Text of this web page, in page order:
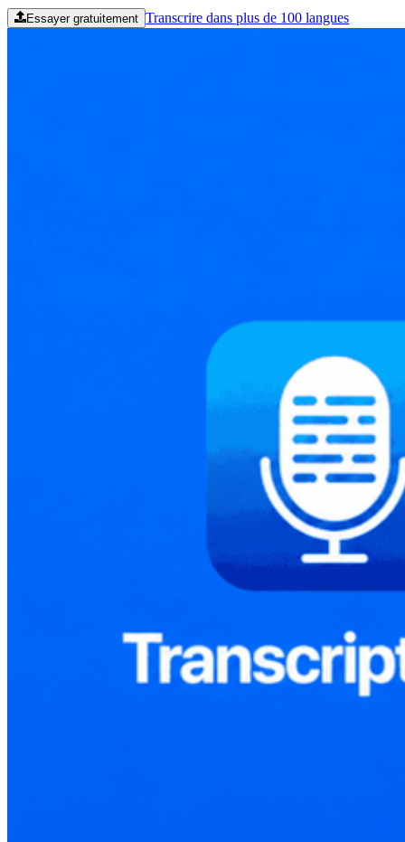
Essayer gratuitement Transcrire dans plus de 100 langues